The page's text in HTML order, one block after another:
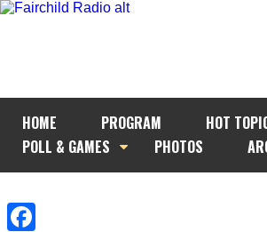
HOME PROGRAM HOT
POLL & GAMES
PHOTOS